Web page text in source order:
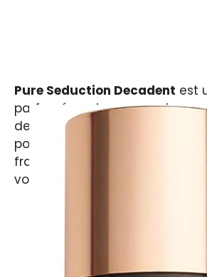
Pure Seduction Decadent est
parfumée qui vous enveloppe
de séduction et de
poire, cassis et bois de santal
fragrance irrésistible et
vous sentir irrésistible à